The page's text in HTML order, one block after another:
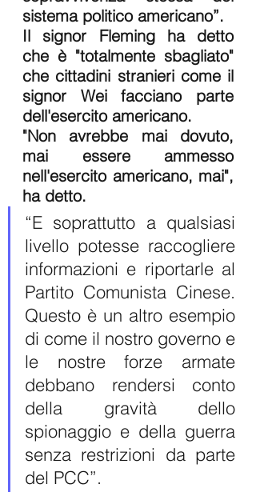
sistema politico americano”.
Il signor Fleming ha detto
che è "totalmente sbagliato"
che cittadini stranieri come il
signor Wei facciano parte
dell'esercito americano.
"Non avrebbe mai dovuto,
mai essere ammesso
nell'esercito americano, mai",
ha detto.
“E soprattutto a qualsiasi
livello potesse raccogliere
informazioni e riportarle al
Partito Comunista Cinese.
Questo è un altro esempio
di come il nostro governo e
le nostre forze armate
debbano rendersi conto
della gravità dello
spionaggio e della guerra
senza restrizioni da parte
del PCC”.